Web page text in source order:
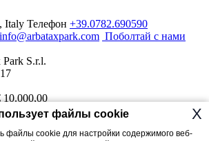
файлы cookie X
файлы cookie для настройки содержимого веб-
Italy Телефон +39.0782.690590
info@arbataxpark.com Поболтай с нами
Park S.r.l.
10.000,00
Borgo Cala Moresca
Parco
1